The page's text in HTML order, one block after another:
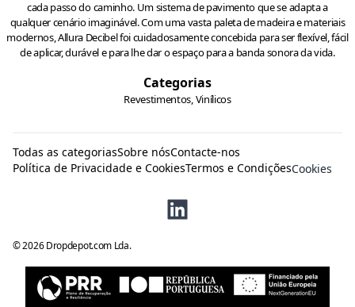
cada passo do caminho. Um sistema de pavimento que se adapta a
qualquer cenário imaginável. Com uma vasta paleta de madeira e materiais
modernos, Allura Decibel foi cuidadosamente concebida para ser flexível, fácil
de aplicar, durável e para lhe dar o espaço para a banda sonora da vida.
Categorias
Revestimentos, Vinílicos
©2026 Dropdepot.com Lda.
Todas as categoriasSobre nósContacte-nos
Política de Privacidade e CookiesTermos e CondiçõesCookies